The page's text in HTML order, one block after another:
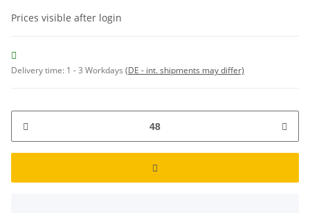
Prices visible after login
Delivery time: 1 - 3 Workdays (DE - int. shipments may differ)